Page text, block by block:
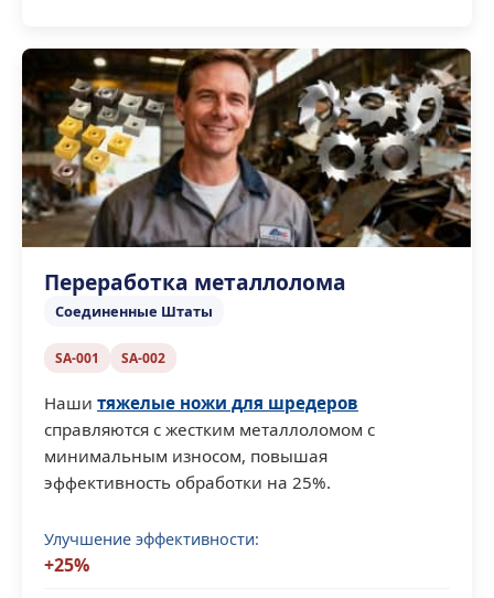
Переработка металлолома
Соединенные Штаты
SA-001 SA-002
Наши тяжелые ножи для шредеров
справляются с жестким металлоломом с
минимальным износом, повышая
эффективность обработки на 25%.
Улучшение эффективности:
+25%